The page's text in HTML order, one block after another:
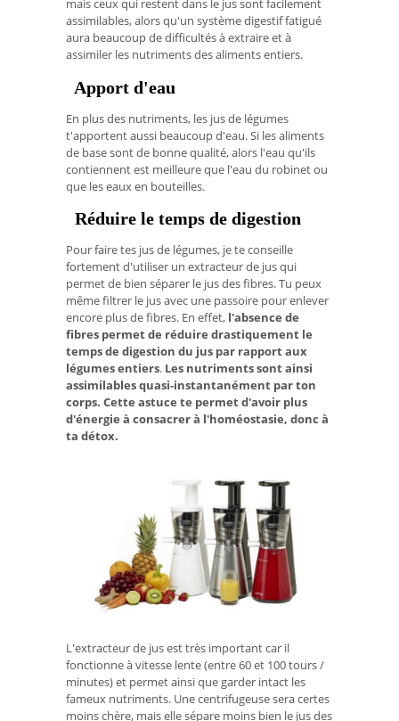
mais ceux qui restent dans le jus sont facilement
assimilables, alors qu'un système digestif fatigué
aura beaucoup de difficultés à extraire et à
assimiler les nutriments des aliments entiers.
Apport d'eau
En plus des nutriments, les jus de légumes
t'apportent aussi beaucoup d'eau. Si les aliments
de base sont de bonne qualité, alors l'eau qu'ils
contiennent est meilleure que l'eau du robinet ou
que les eaux en bouteilles.
Réduire le temps de digestion
Pour faire tes jus de légumes, je te conseille
fortement d'utiliser un extracteur de jus qui
permet de bien séparer le jus des fibres. Tu peux
même filtrer le jus avec une passoire pour enlever
encore plus de fibres. En effet, l'absence de
fibres permet de réduire drastiquement le
temps de digestion du jus par rapport aux
légumes entiers. Les nutriments sont ainsi
assimilables quasi-instantanément par ton
corps. Cette astuce te permet d'avoir plus
d'énergie à consacrer à l'homéostasie, donc à
ta détox.
L'extracteur de jus est très important car il
fonctionne à vitesse lente (entre 60 et 100 tours /
minutes) et permet ainsi que garder intact les
fameux nutriments. Une centrifugeuse sera certes
moins chère, mais elle sépare moins bien le jus des